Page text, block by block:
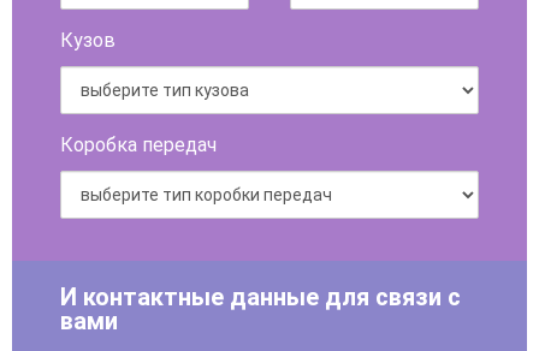
Кузов
Коробка передач
И контактные данные для связи с
вами